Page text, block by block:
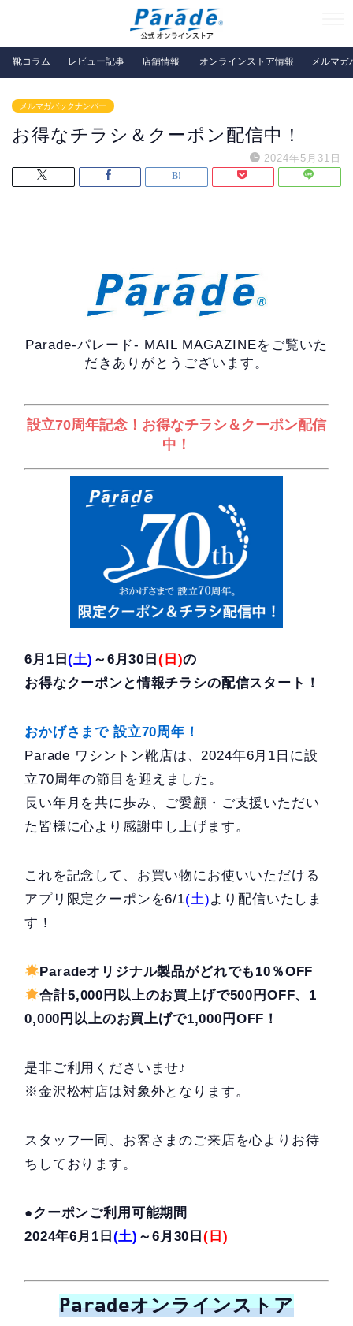
靴コラム レビュー記事 店舗情報 オンラインストア情報 メルマガ
メルマガバックナンバー
お得なチラシ＆クーポン配信中！
2024年5月31日
Parade-パレード- MAIL MAGAZINEをご覧いた
だきありがとうございます。
設立70周年記念！お得なチラシ＆クーポン配信
中！
6月1日(土) ～6月30日 (日)の
お得なクーポンと情報チラシの配信スタート！
おかげさまで 設立70周年！
Parade ワシントン靴店は、2024年6月1日に設
立70周年の節目を迎えました。
長い年月を共に歩み、ご愛顧・ご支援いただい
た皆様に心より感謝申し上げます。
これを記念して、お買い物にお使いいただける
アプリ限定クーポンを6/1(土)より配信いたしま
す！
Paradeオリジナル製品がどれでも10％OFF
合計5,000円以上のお買上げで500円OFF、1
0,000円以上のお買上げで1,000円OFF！
是非ご利用くださいませ♪
※金沢松村店は対象外となります。
スタッフ一同、お客さまのご来店を心よりお待
ちしております。
●クーポンご利用可能期間
2024年6月1日 (土) ～6月30日(日)
Paradeオンラインストア